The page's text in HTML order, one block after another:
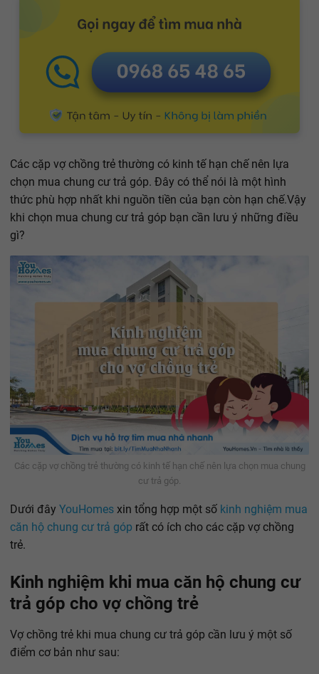
Các cặp vợ chồng trẻ thường có kinh tế hạn chế nên lựa
chọn mua chung cư trả góp. Đây có thể nói là một hình
thức phù hợp nhất khi nguồn tiền của bạn còn hạn chế.Vậy
khi chọn mua chung cư trả góp bạn cần lưu ý những điều
gì?
Các cặp vợ chồng trẻ thường có kinh tế hạn chế nên lựa chọn mua chung
cư trả góp.
Dưới đây YouHomes xin tổng hợp một số kinh nghiệm mua
căn hộ chung cư trả góp rất có ích cho các cặp vợ chồng
trẻ.
Kinh nghiệm khi mua căn hộ chung cư
trả góp cho vợ chồng trẻ
Vợ chồng trẻ khi mua chung cư trả góp cần lưu ý một số
điểm cơ bản như sau: